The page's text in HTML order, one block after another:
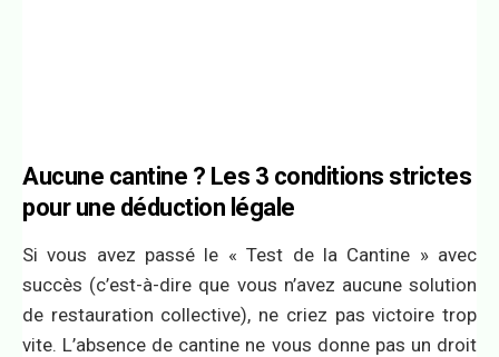
Aucune cantine ? Les 3 conditions strictes
pour une déduction légale
Si vous avez passé le « Test de la Cantine » avec
succès (c’est-à-dire que vous n’avez aucune solution
de restauration collective), ne criez pas victoire trop
vite. L’absence de cantine ne vous donne pas un droit